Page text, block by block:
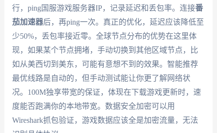
行，ping国服游戏服务器IP，记录延迟和丢包率。连接番
茄加速器后，再ping一次。真正的优化，延迟应该降低至
少50%，丢包率接近零。全球节点分布的优势在这里体
现，如果某个节点拥堵，手动切换到其他区域节点，比
如从美西切到美东，可能有意想不到的效果。智能推荐
最优线路是自动的，但手动测试能让你更了解网络状
况。100M独享带宽的保证，体现在下载游戏更新时，速
度能否跑满你的本地带宽。数据安全加密可以用
Wireshark抓包验证，游戏数据应该全是加密流量，无法